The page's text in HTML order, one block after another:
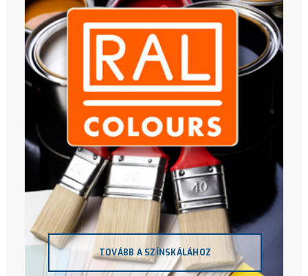
TOVÁBB A SZÍNSKÁLÁHOZ